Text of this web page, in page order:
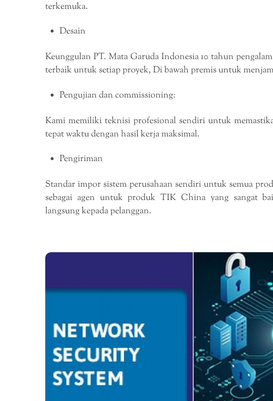
terkemuka.
Desain
Keunggulan PT. Mata Garuda Indonesia 10 tahun
terbaik untuk setiap proyek, Di bawah premis untuk
Pengujian dan commissioning:
Kami memiliki teknisi profesional sendiri untuk
tepat waktu dengan hasil kerja maksimal.
Pengiriman
Standar impor sistem perusahaan sendiri untuk semua
sebagai agen untuk produk TIK China yang sangat
langsung kepada pelanggan.